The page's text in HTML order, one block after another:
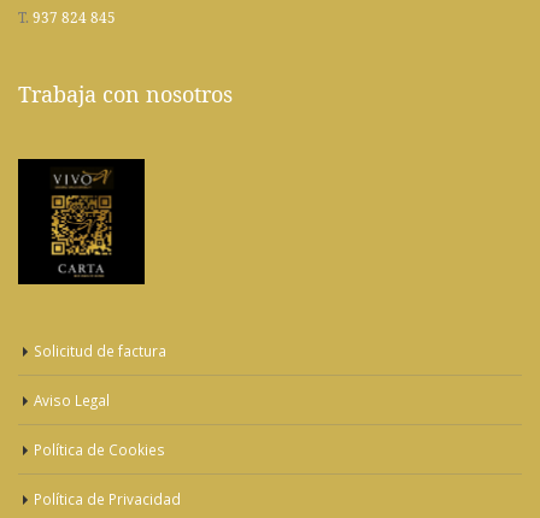
T. 937 824 845
Trabaja con nosotros
Solicitud de factura
Aviso Legal
Política de Cookies
Política de Privacidad